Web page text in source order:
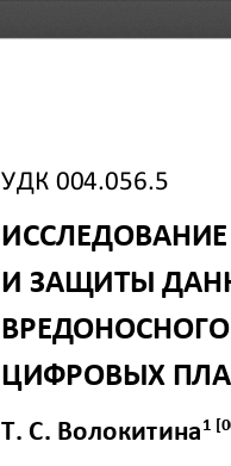
УДК 004.056.5
И ЗАЩИТЫ
ЦИФРОВЫХ
Т. С. Волокитина1 [